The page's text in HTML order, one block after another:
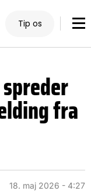
Tip os
fra
18. maj 2026 - 4:27